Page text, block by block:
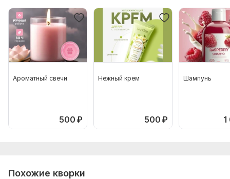
Ароматный свечи
500 ₽
Нежный крем
500 ₽
Шампунь
Похожие кворки